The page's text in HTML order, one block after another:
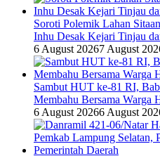
Soroti Polemik Lahan
Inhu Desak Kejari Tinjau
6 August 20267 August
Sambut HUT ke-81 RI,
Membahu Bersama Warga
6 August 20266 August